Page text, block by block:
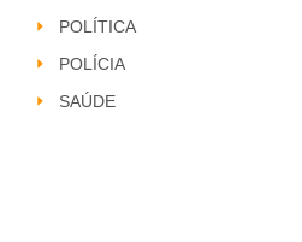
POLÍTICA
POLÍCIA
SAÚDE